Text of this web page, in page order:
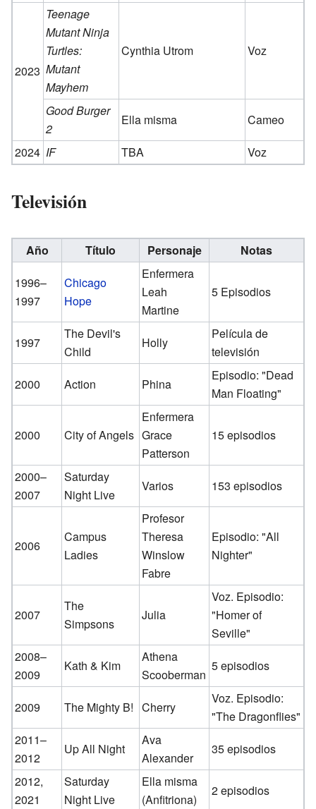
2023
Teenage
Mutant Ninja
Turtles:
Mutant
Mayhem
Cynthia Utrom Voz
Good Burger
2
Ella misma
Cameo
2024 IF TBA Voz
Televisión
Año Título Personaje
Notas
1996–
1997
Chicago
Hope
Enfermera
Leah
Martine
5 Episodios
1997
The Devil's
Child
Holly
Película de
televisión
2000
Action Phina
Episodio: "Dead
Man Floating"
2000 City of Angels
Enfermera
Grace
Patterson
15 episodios
2000–
2007
Saturday
Night Live
Varios 153 episodios
2006
Campus
Ladies
Profesor
Theresa
Winslow
Fabre
Episodio: "All
Nighter"
2007
The
Simpsons
Julia
Voz. Episodio:
"Homer of
Seville"
2008–
2009
Kath & Kim
Athena
Scooberman
5 episodios
2009 The Mighty B! Cherry
Voz. Episodio:
"The Dragonflies"
2011–
2012
Up All Night
Ava
Alexander
35 episodios
2012,
2021
Saturday
Night Live
Ella misma
(Anfitriona)
2 episodios